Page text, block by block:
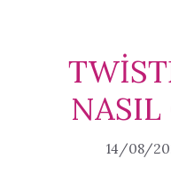
NASIL
14/08/